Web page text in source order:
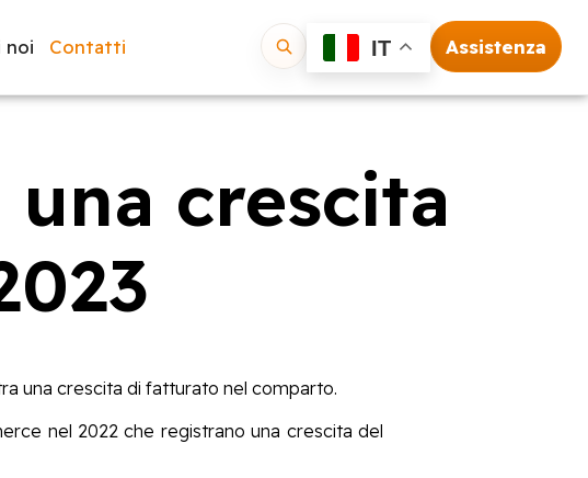
noi Contatti IT Assistenza
crescita
una crescita di fatturato nel comparto.
nel 2022 che registrano una crescita del